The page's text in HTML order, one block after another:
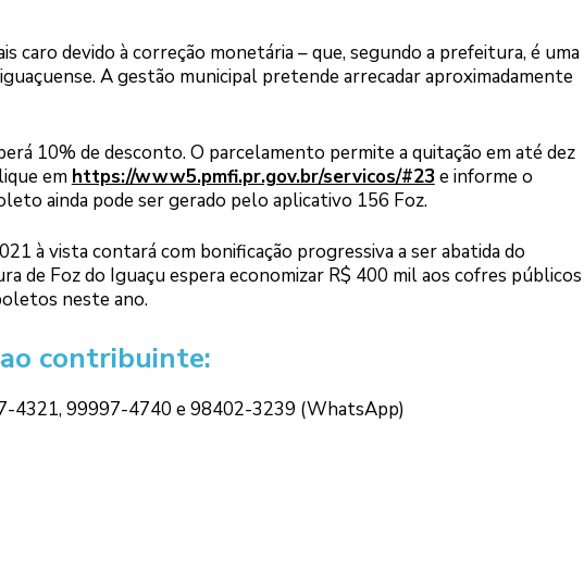
caro devido à correção monetária – que, segundo a prefeitura, é uma
A gestão municipal pretende arrecadar aproximadamente
10% de desconto. O parcelamento permite a quitação em até dez
em https://www5.pmfi.pr.gov.br/servicos/#23e informe o
ainda pode ser gerado pelo aplicativo 156 Foz.
à vista contará com bonificação progressiva a ser abatida do
de Foz do Iguaçu espera economizar R$ 400 mil aos cofres públicos
neste ano.
contribuinte:
4321, 99997-4740 e 98402-3239 (WhatsApp)